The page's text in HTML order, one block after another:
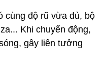
cùng độ rũ vừa đủ, bộ
Khi chuyển động,
gây liên tưởng